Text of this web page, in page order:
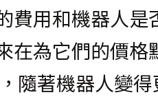
費用和機器人
在為它們的價
隨著機器人變